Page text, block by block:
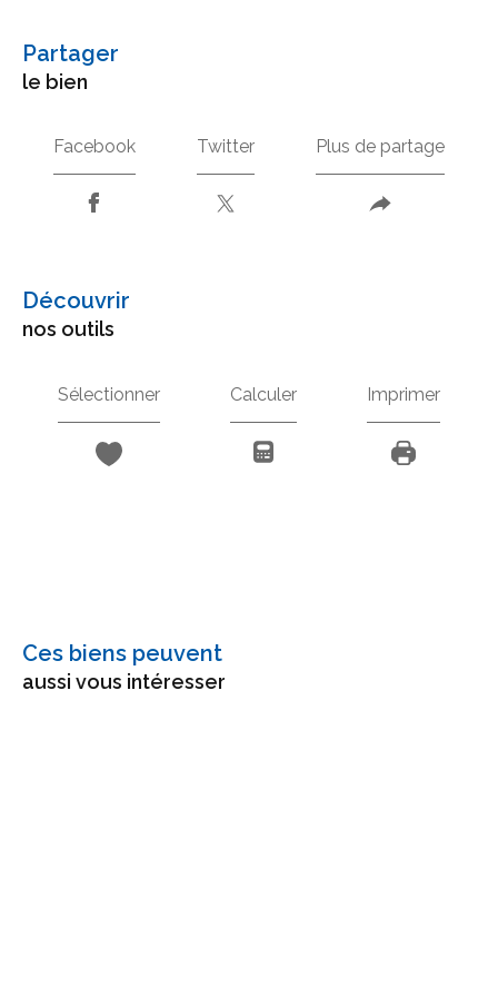
partager
le bien
Facebook Twitter Plus de partage
découvrir
nos outils
Sélectionner Calculer Imprimer
Ces biens peuvent
aussi vous intéresser